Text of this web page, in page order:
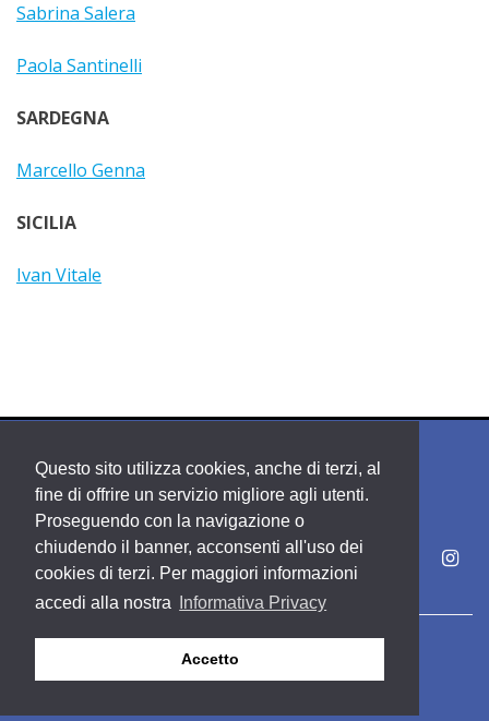
Questo sito utilizza cookies, anche di terzi, al
fine di offrire un servizio migliore agli utenti.
Proseguendo con la navigazione o
chiudendo il banner, acconsenti all'uso dei
cookies di terzi. Per maggiori informazioni
accedi alla nostra
Informativa Privacy
Accetto
Sabrina Salera
Paola Santinelli
SARDEGNA
Marcello Genna
SICILIA
Ivan Vitale
Copyright PDE srl società del Gruppo Feltrinelli S. p. A.